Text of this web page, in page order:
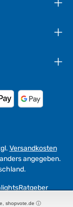
Versandkosten
angegeben.
Ratgeber
shopvote.de ⓘ